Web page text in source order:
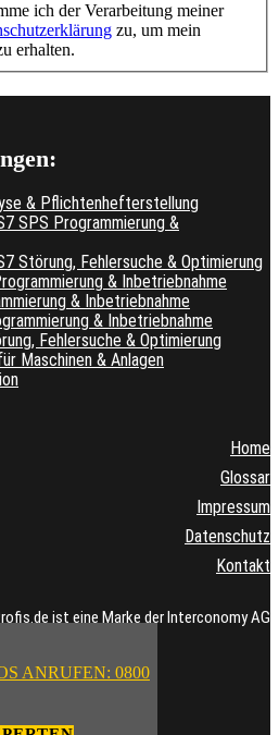
ich der Verarbeitung meiner
zu, um mein
erhalten.
ANRUFEN: 0800
& Pflichtenhefterstellung
SPS Programmierung &
Störung, Fehlersuche & Optimierung
& Inbetriebnahme
& Inbetriebnahme
& Inbetriebnahme
Fehlersuche & Optimierung
Maschinen & Anlagen
Home
Glossar
Impressum
Datenschutz
Kontakt
ist eine Marke der Interconomy AG